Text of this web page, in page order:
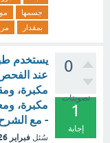
جسمها
بمقدار
0
تصويتات
1
إجابة
يستخدم
عند
مكبرة،
مكبرة،
- مع
سُئل فبراير 26